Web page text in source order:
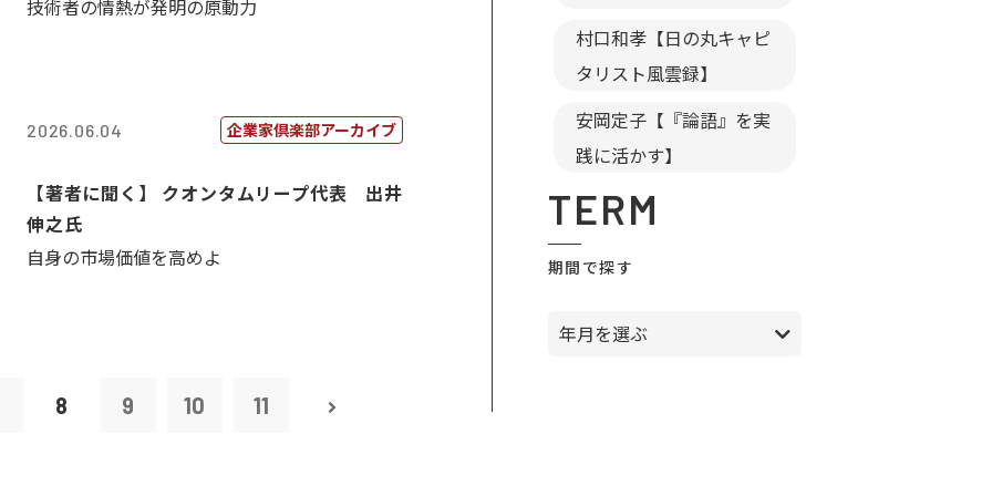
技術者の情熱が発明の原動力
2026.06.04 企業家倶楽部アーカイブ
【著者に聞く】 クオンタムリープ代表 出井
伸之氏
自身の市場価値を高めよ
8 9 10 11
村口和孝【日の丸キャピ
タリスト風雲録】
安岡定子【『論語』を実
践に活かす】
TERM
期間で探す
年月を選ぶ